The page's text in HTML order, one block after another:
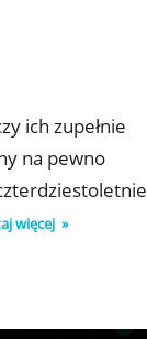
ich zupełnie
na pewno
więcej